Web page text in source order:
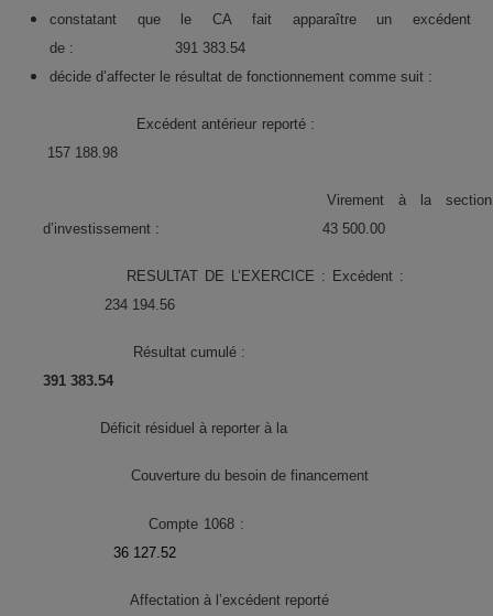
constatant que le CA fait apparaître un excédent
de : 391 383.54
décide d’affecter le résultat de fonctionnement comme suit :
Excédent antérieur reporté :
157 188.98
Virement à la section
d’investissement : 43 500.00
RESULTAT DE L’EXERCICE : Excédent :
234 194.56
Résultat cumulé :
391 383.54
Déficit résiduel à reporter à la
Couverture du besoin de financement
Compte 1068 :
36 127.52
Affectation à l’excédent reporté